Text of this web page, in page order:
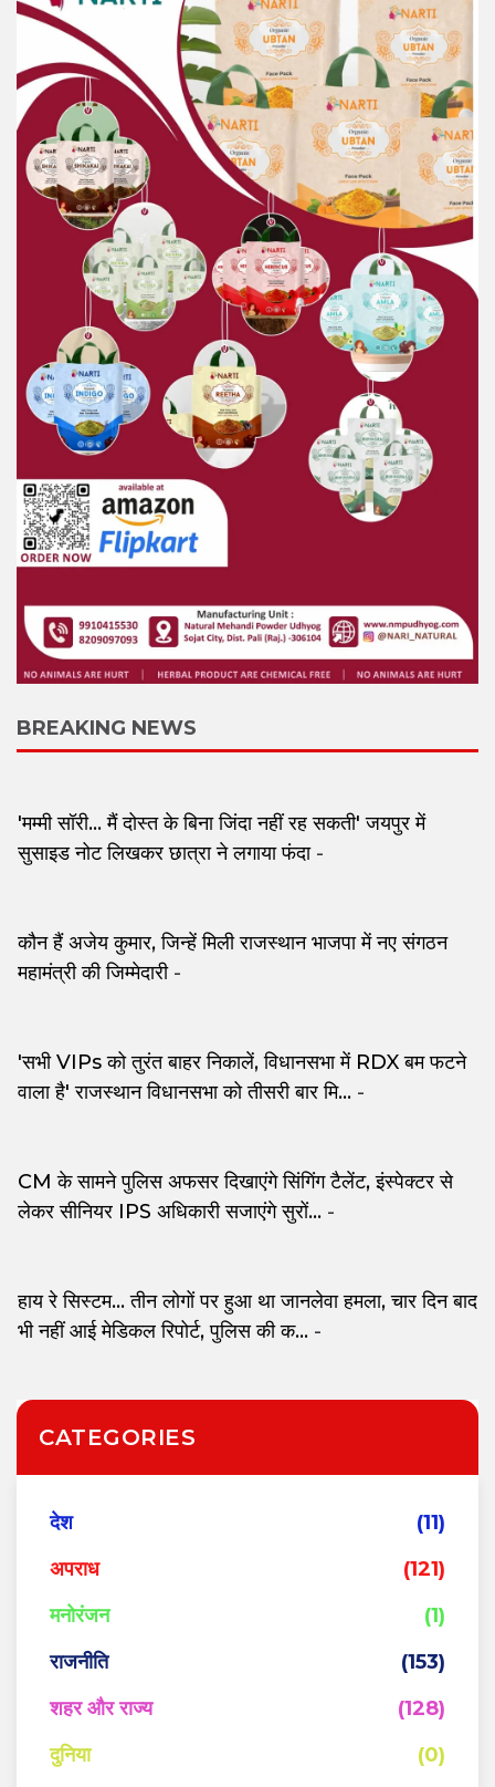
BREAKING NEWS
'मम्मी सॉरी... मैं दोस्त के बिना जिंदा नहीं रह सकती' जयपुर में
सुसाइड नोट लिखकर छात्रा ने लगाया फंदा-
कौन हैं अजेय कुमार, जिन्हें मिली राजस्थान भाजपा में नए संगठन
महामंत्री की जिम्मेदारी-
'सभी VIPs को तुरंत बाहर निकालें, विधानसभा में RDX बम फटने
वाला है' राजस्थान विधानसभा को तीसरी बार मि... -
CM के सामने पुलिस अफसर दिखाएंगे सिंगिंग टैलेंट, इंस्पेक्टर से
लेकर सीनियर IPS अधिकारी सजाएंगे सुरों... -
हाय रे सिस्टम... तीन लोगों पर हुआ था जानलेवा हमला, चार दिन बाद
भी नहीं आई मेडिकल रिपोर्ट, पुलिस की क... -
CATEGORIES
देश
(11)
अपराध
(121)
मनोरंजन
(1)
राजनीति
(153)
शहर और राज्य
(128)
दुनिया
(0)